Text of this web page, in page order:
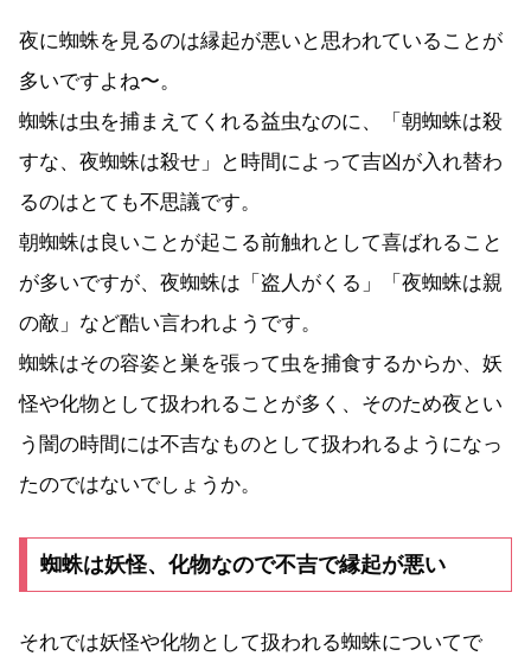
夜に蜘蛛を見るのは縁起が悪いと思われていることが
多いですよね〜。
蜘蛛は虫を捕まえてくれる益虫なのに、「朝蜘蛛は殺
すな、夜蜘蛛は殺せ」と時間によって吉凶が入れ替わ
るのはとても不思議です。
朝蜘蛛は良いことが起こる前触れとして喜ばれること
が多いですが、夜蜘蛛は「盗人がくる」「夜蜘蛛は親
の敵」など酷い言われようです。
蜘蛛はその容姿と巣を張って虫を捕食するからか、妖
怪や化物として扱われることが多く、そのため夜とい
う闇の時間には不吉なものとして扱われるようになっ
たのではないでしょうか。
蜘蛛は妖怪、化物なので不吉で縁起が悪い
それでは妖怪や化物として扱われる蜘蛛についてで